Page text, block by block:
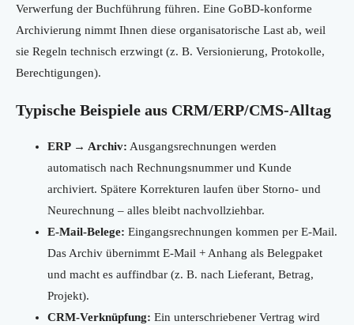
Verwerfung der Buchführung führen. Eine GoBD-konforme
Archivierung nimmt Ihnen diese organisatorische Last ab, weil
sie Regeln technisch erzwingt (z. B. Versionierung, Protokolle,
Berechtigungen).
Typische Beispiele aus CRM/ERP/CMS-Alltag
ERP → Archiv: Ausgangsrechnungen werden
automatisch nach Rechnungsnummer und Kunde
archiviert. Spätere Korrekturen laufen über Storno- und
Neurechnung – alles bleibt nachvollziehbar.
E-Mail-Belege: Eingangsrechnungen kommen per E-Mail.
Das Archiv übernimmt E-Mail + Anhang als Belegpaket
und macht es auffindbar (z. B. nach Lieferant, Betrag,
Projekt).
CRM-Verknüpfung: Ein unterschriebener Vertrag wird